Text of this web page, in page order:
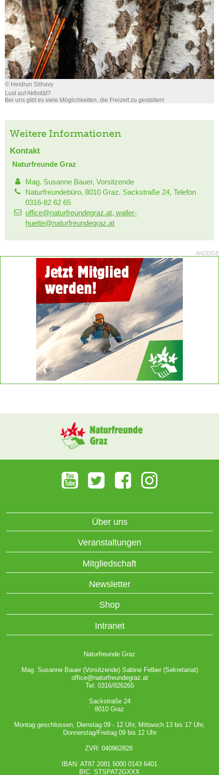
© Heidrun Silhavy
Lust auf Aktivität?
Bei uns gibt es viele Möglichkeiten, die Freizeit zu gestalten!
Weitere Informationen
Kontakt
Naturfreunde Graz
Mag. Susanne Bauer, Vorsitzende
Naturfreundebüro, 8010 Graz, Sackstraße 24, Telefon
0316-82 62 65
office@naturfreundegraz.at, waller-
huette@naturfreundegraz.at
ANZEIGE
Über uns
Veranstaltungen
Mitgliedschaft
Newsletter
Shop
Intranet
Naturfreunde Graz
Mag. Susanne Bauer (Vorsitzende) Sabine Felber (Sekretariat)
office@naturfreundegraz.at
Tel: 0316/826265
Sackstraße 24
8010 Graz
Montag geschlossen, Dienstag 09 - 12 Uhr, Mittwoch 13 bis 17 Uhr,
Donnerstag/Freitag 09 bis 12 Uhr
ZVR: 040962828
IBAN: AT87 2081 5000 0143 6401
BIC: STSPAT2GXXX